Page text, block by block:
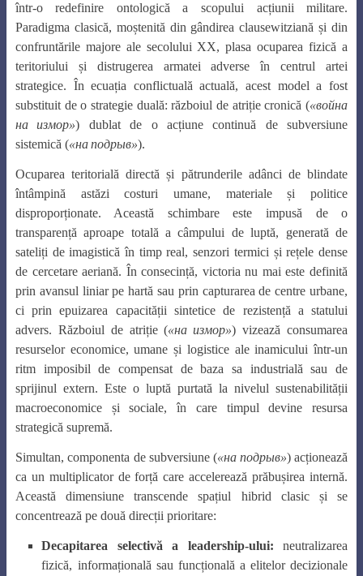
într-o redefinire ontologică a scopului acțiunii militare.
Paradigma clasică, moștenită din gândirea clausewitziană și din
confruntările majore ale secolului XX, plasa ocuparea fizică a
teritoriului și distrugerea armatei adverse în centrul artei
strategice. În ecuația conflictuală actuală, acest model a fost
substituit de o strategie duală: războiul de atriție cronică («война
на
измор») dublat de o acțiune continuă de subversiune
sistemică («наподрыв»).
Ocuparea teritorială directă și pătrunderile adânci de blindate
întâmpină astăzi costuri umane, materiale și politice
disproporționate. Această schimbare este impusă de o
transparență aproape totală a câmpului de luptă, generată de
sateliți de imagistică în timp real, senzori termici și rețele dense
de cercetare aeriană. În consecință, victoria nu mai este definită
prin avansul liniar pe hartă sau prin capturarea de centre urbane,
ci prin epuizarea capacității sintetice de rezistență a statului
advers. Războiul de atriție («на измор») vizează consumarea
resurselor economice, umane și logistice ale inamicului într-un
ritm imposibil de compensat de baza sa industrială sau de
sprijinul extern. Este o luptă purtată la nivelul sustenabilității
macroeconomice și sociale, în care timpul devine resursa
strategică supremă.
Simultan, componenta de subversiune («на подрыв») acționează
ca un multiplicator de forță care accelerează prăbușirea internă.
Această dimensiune transcende spațiul hibrid clasic și se
concentrează pe două direcții prioritare:
Decapitarea selectivă a leadership-ului: neutralizarea
fizică, informațională sau funcțională a elitelor decizionale